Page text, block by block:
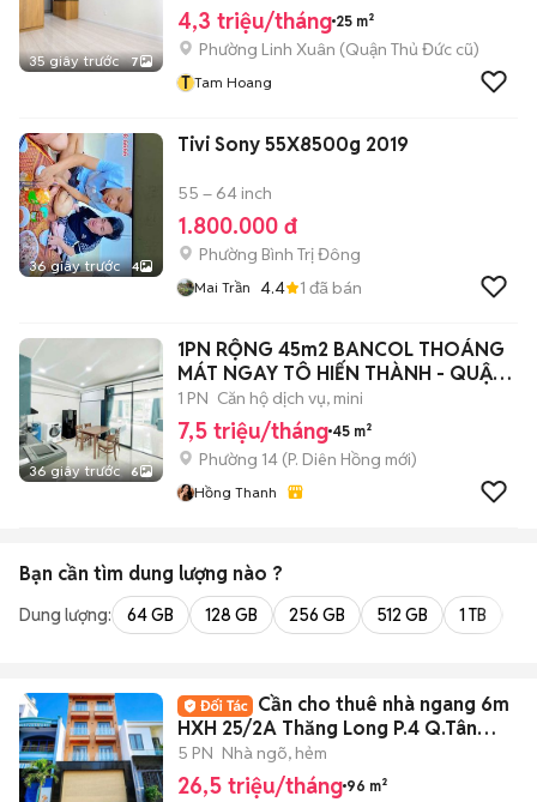
35 giây trước 7
4,3 triệu/tháng 25 m²
Phường Linh Xuân (Quận Thủ Đức cũ)
T Tam Hoang
36 giây trước 4
Tivi Sony 55X8500g 2019
55 – 64 inch
1.800.000 đ
Phường Bình Trị Đông
Mai Trần 4.4 1 đã bán
36 giây trước 6
1PN RỘNG 45m2 BANCOL THOÁNG
MÁT NGAY TÔ HIẾN THÀNH - QUẬN
10
1 PN Căn hộ dịch vụ, mini
7,5 triệu/tháng 45 m²
Phường 14 (P. Diên Hồng mới)
Hồng Thanh
Bạn cần tìm dung lượng nào ?
Dung lượng: 64 GB 128 GB 256 GB 512 GB 1 TB
Cần cho thuê nhà ngang 6m
HXH 25/2A Thăng Long P.4 Q.Tân
Bình
5 PN Nhà ngõ, hẻm
26,5 triệu/tháng 96 m²